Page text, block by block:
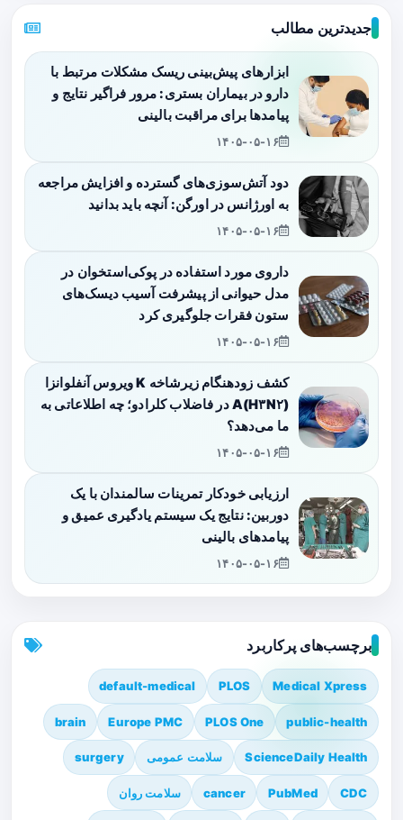
جدیدترین مطالب
ابزارهای پیش‌بینی ریسک مشکلات مرتبط با
دارو در بیماران بستری: مرور فراگیر نتایج و
پیامدها برای مراقبت بالینی
۱۴۰۵-۰۵-۱۶
دود آتش‌سوزی‌های گسترده و افزایش مراجعه
به اورژانس در اورگن: آنچه باید بدانید
۱۴۰۵-۰۵-۱۶
داروی مورد استفاده در پوکی‌استخوان در
مدل حیوانی از پیشرفت آسیب دیسک‌های
ستون فقرات جلوگیری کرد
۱۴۰۵-۰۵-۱۶
کشف زودهنگام زیرشاخه K ویروس آنفلوانزا
A(H۳N۲) در فاضلاب کلرادو؛ چه اطلاعاتی به
ما می‌دهد؟
۱۴۰۵-۰۵-۱۶
ارزیابی خودکار تمرینات سالمندان با یک
دوربین: نتایج یک سیستم یادگیری عمیق و
پیامدهای بالینی
۱۴۰۵-۰۵-۱۶
برچسب‌های پرکاربرد
Medical Xpress
PLOS
default-medical
public-health
PLOS One
Europe PMC
brain
ScienceDaily Health سلامت عمومی surgery
CDC
PubMed
cancer سلامت روان